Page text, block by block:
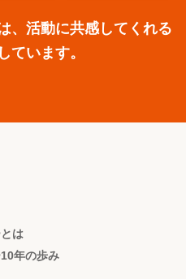
、活動に共感してくれる
ています。
は
年の歩み